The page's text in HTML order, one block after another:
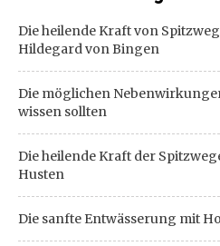
Die heilende Kraft von
Hildegard von Bingen
Die möglichen
wissen sollten
Die heilende Kraft der
Husten
Die sanfte Entwässerung mit